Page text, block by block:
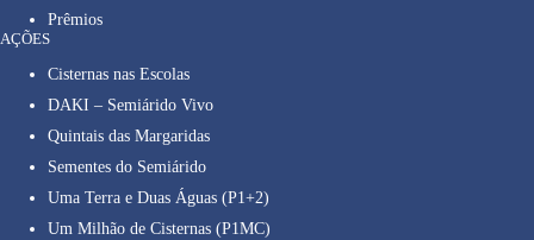
Prêmios
AÇÕES
Cisternas nas Escolas
DAKI – Semiárido Vivo
Quintais das Margaridas
Sementes do Semiárido
Uma Terra e Duas Águas (P1+2)
Um Milhão de Cisternas (P1MC)